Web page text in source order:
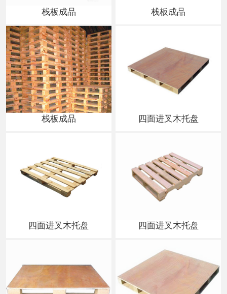
栈板成品 栈板成品
栈板成品 四面进叉木托盘
四面进叉木托盘 四面进叉木托盘